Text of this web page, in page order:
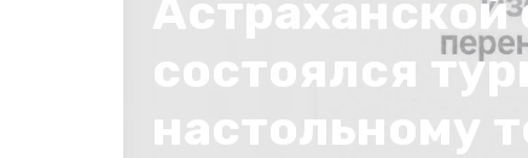
Астраханской
состоялся
настольному